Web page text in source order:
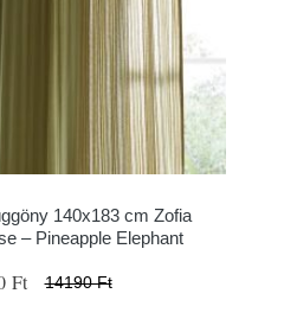
140x183 cm Zofia
– Pineapple Elephant
Ft 14190 Ft